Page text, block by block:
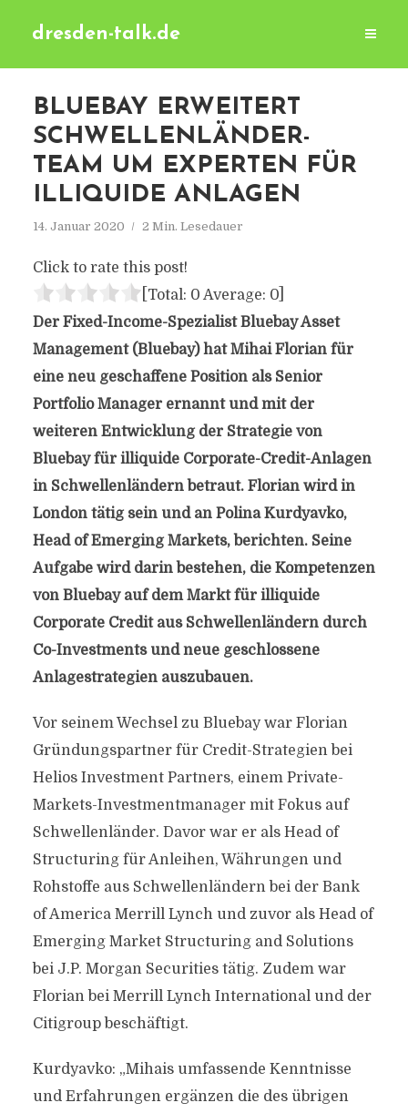
dresden-talk.de
BLUEBAY ERWEITERT
SCHWELLENLÄNDER-
TEAM UM EXPERTEN FÜR
ILLIQUIDE ANLAGEN
14. Januar 2020 2 Min. Lesedauer
Click to rate this post!
[Total: 0 Average: 0]
Der Fixed-Income-Spezialist Bluebay Asset
Management (Bluebay) hat Mihai Florian für
eine neu geschaffene Position als Senior
Portfolio Manager ernannt und mit der
weiteren Entwicklung der Strategie von
Bluebay für illiquide Corporate-Credit-Anlagen
in Schwellenländern betraut. Florian wird in
London tätig sein und an Polina Kurdyavko,
Head of Emerging Markets, berichten. Seine
Aufgabe wird darin bestehen, die Kompetenzen
von Bluebay auf dem Markt für illiquide
Corporate Credit aus Schwellenländern durch
Co-Investments und neue geschlossene
Anlagestrategien auszubauen.
Vor seinem Wechsel zu Bluebay war Florian
Gründungspartner für Credit-Strategien bei
Helios Investment Partners, einem Private-
Markets-Investmentmanager mit Fokus auf
Schwellenländer. Davor war er als Head of
Structuring für Anleihen, Währungen und
Rohstoffe aus Schwellenländern bei der Bank
of America Merrill Lynch und zuvor als Head of
Emerging Market Structuring and Solutions
bei J.P. Morgan Securities tätig. Zudem war
Florian bei Merrill Lynch International und der
Citigroup beschäftigt.
Kurdyavko: „Mihais umfassende Kenntnisse
und Erfahrungen ergänzen die des übrigen